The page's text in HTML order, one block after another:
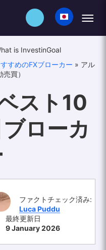
is InvestinGoal
すめのFXブローカー » アル
買）
スト10
ローカ
ファクトチェック済み:
Luca Puddu
最終更新日
9 January 2026